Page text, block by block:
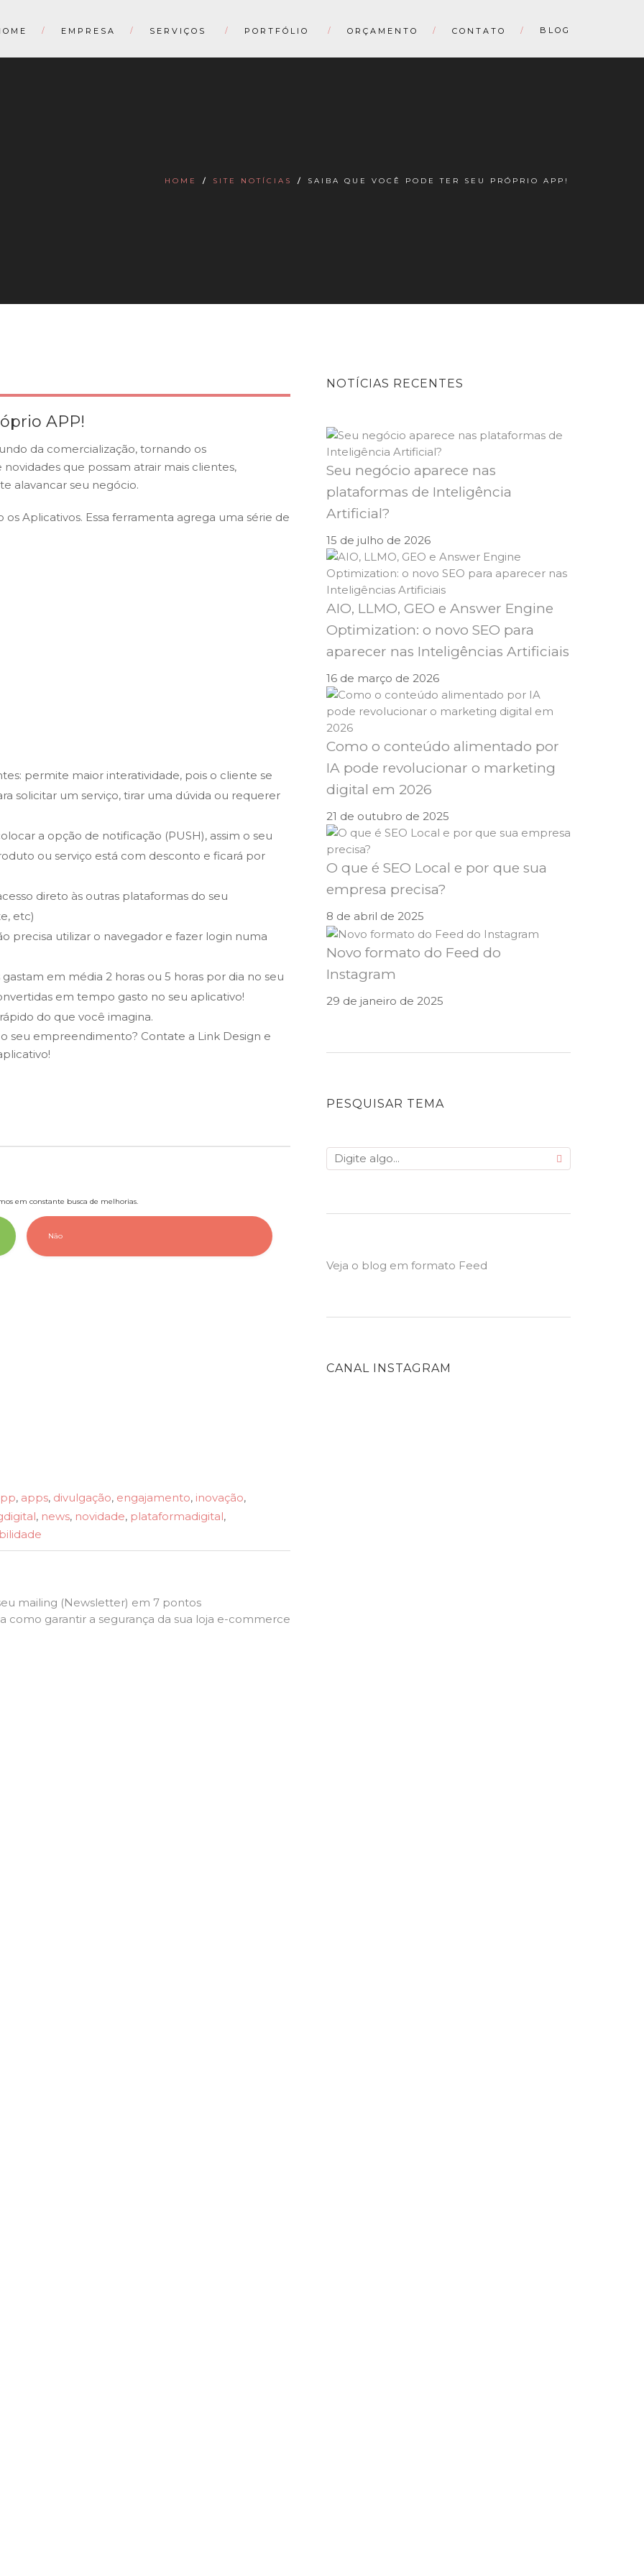
EMPRESA SERVIÇOS PORTFÓLIO ORÇAMENTO CONTATO BLOG
HOME / SITE NOTÍCIAS / SAIBA QUE VOCÊ PODE TER SEU PRÓPRIO APP!
APP!
da comercialização, tornando os
que possam atrair mais clientes,
alavancar seu negócio.
Aplicativos. Essa ferramenta agrega uma série de
: permite maior interatividade, pois o cliente se
solicitar um serviço, tirar uma dúvida ou requerer
a opção de notificação (PUSH), assim o seu
ou serviço está com desconto e ficará por
direto às outras plataformas do seu
etc)
precisa utilizar o navegador e fazer login numa
gastam em média 2 horas ou 5 horas por dia no seu
em tempo gasto no seu aplicativo!
do que você imagina.
seu empreendimento? Contate a Link Design e
em constante busca de melhorias.
Não
, apps, divulgação, engajamento, inovação,
, news, novidade, plataformadigital,
mailing (Newsletter) em 7 pontos
como garantir a segurança da sua loja e-commerce
NOTÍCIAS RECENTES
Seu negócio aparece nas
plataformas de Inteligência
Artificial?
15 de julho de 2026
AIO, LLMO, GEO e Answer Engine
Optimization: o novo SEO para
aparecer nas Inteligências Artificiais
16 de março de 2026
Como o conteúdo alimentado por
IA pode revolucionar o marketing
digital em 2026
21 de outubro de 2025
O que é SEO Local e por que sua
empresa precisa?
8 de abril de 2025
Novo formato do Feed do
Instagram
29 de janeiro de 2025
PESQUISAR TEMA
Veja o blog em formato Feed
CANAL INSTAGRAM